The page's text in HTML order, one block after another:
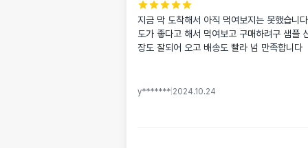
지금 막 도착해서 아직 먹여보지는 못했습니
도가 좋다고 해서 먹여보고 구매하려구 샘플
장도 잘되어 오고 배송도 빨라 넘 만족합니다
y******* 2024.10.24